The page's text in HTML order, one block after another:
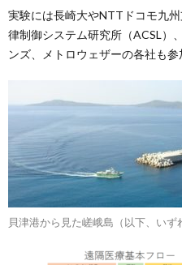
実験には長崎大やNTTドコモ九
律制御システム研究所（ACSL）
ンズ、メトロウェザーの各社も参
貝津港から見た嵯峨島（以下、いず